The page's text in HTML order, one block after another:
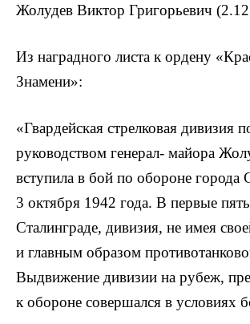
Жолудев Виктор Григорьевич
Из наградного листа к ордену
Знамени»:
«Гвардейская стрелковая дивизия
руководством генерал- майора
вступила в бой по обороне города
3 октября 1942 года. В первые
Сталинграде, дивизия, не имея
и главным образом
Выдвижение дивизии на рубеж,
к обороне совершался в условиях